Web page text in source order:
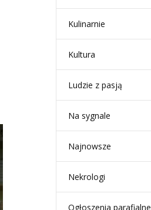
Kulinarnie
Kultura
Ludzie z pasją
Na sygnale
Najnowsze
Nekrologi
Ogłoszenia parafialne